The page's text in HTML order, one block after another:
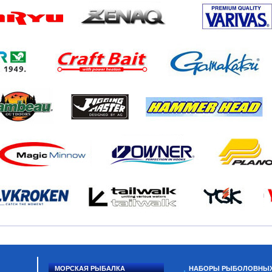
МОРСКАЯ РЫБАЛКА НАБОРЫ